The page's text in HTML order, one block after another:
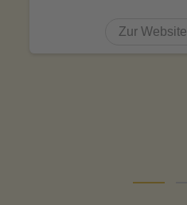
Zur Website